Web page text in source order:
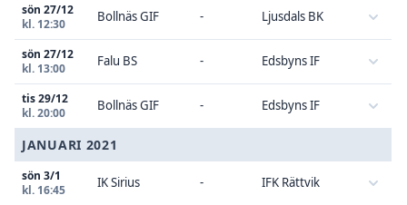
sön 27/12
kl. 12:30
Bollnäs GIF - Ljusdals BK
sön 27/12
kl. 13:00
Falu BS - Edsbyns IF
tis 29/12
kl. 20:00
Bollnäs GIF - Edsbyns IF
JANUARI 2021
sön 3/1
kl. 16:45
IK Sirius - IFK Rättvik